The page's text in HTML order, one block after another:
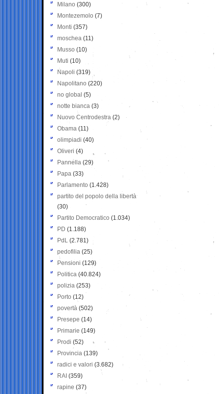
Milano (300)
Montezemolo (7)
Monti (357)
moschea (11)
Musso (10)
Muti (10)
Napoli (319)
Napolitano (220)
no global (5)
notte bianca (3)
Nuovo Centrodestra (2)
Obama (11)
olimpiadi (40)
Oliveri (4)
Pannella (29)
Papa (33)
Parlamento (1.428)
partito del popolo della libertà
(30)
Partito Democratico (1.034)
PD (1.188)
PdL (2.781)
pedofilia (25)
Pensioni (129)
Politica (40.824)
polizia (253)
Porto (12)
povertà (502)
Presepe (14)
Primarie (149)
Prodi (52)
Provincia (139)
radici e valori (3.682)
RAI (359)
rapine (37)